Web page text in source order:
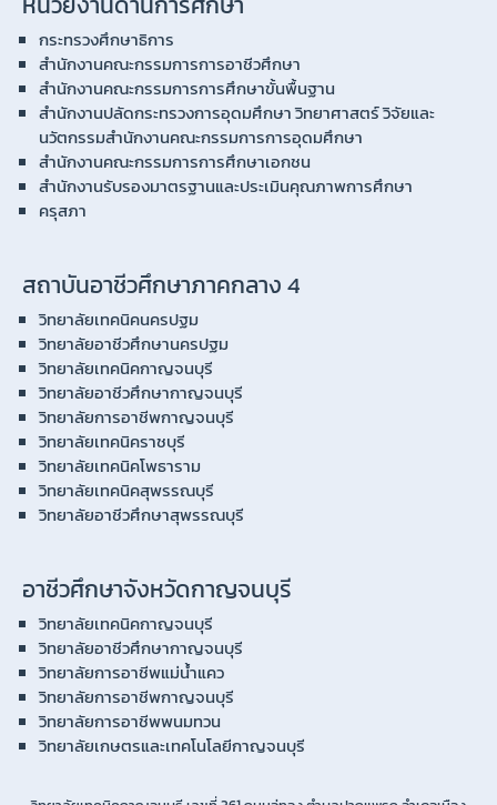
กระทรวงศึกษาธิการ
สำนักงานคณะกรรมการการอาชีวศึกษา
สำนักงานคณะกรรมการการศึกษาขั้นพื้นฐาน
สำนักงานปลัดกระทรวงการอุดมศึกษา วิทยาศาสตร์ วิจัยและ
นวัตกรรมสำนักงานคณะกรรมการการอุดมศึกษา
สำนักงานคณะกรรมการการศึกษาเอกชน
สำนักงานรับรองมาตรฐานและประเมินคุณภาพการศึกษา
ครุสภา
สถาบันอาชีวศึกษาภาคกลาง 4
วิทยาลัยเทคนิคนครปฐม
วิทยาลัยอาชีวศึกษานครปฐม
วิทยาลัยเทคนิคกาญจนบุรี
วิทยาลัยอาชีวศึกษากาญจนบุรี
วิทยาลัยการอาชีพกาญจนบุรี
วิทยาลัยเทคนิคราชบุรี
วิทยาลัยเทคนิคโพธาราม
วิทยาลัยเทคนิคสุพรรณบุรี
วิทยาลัยอาชีวศึกษาสุพรรณบุรี
อาชีวศึกษาจังหวัดกาญจนบุรี
วิทยาลัยเทคนิคกาญจนบุรี
วิทยาลัยอาชีวศึกษากาญจนบุรี
วิทยาลัยการอาชีพแม่น้ำแคว
วิทยาลัยการอาชีพกาญจนบุรี
วิทยาลัยการอาชีพพนมทวน
วิทยาลัยเกษตรและเทคโนโลยีกาญจนบุรี